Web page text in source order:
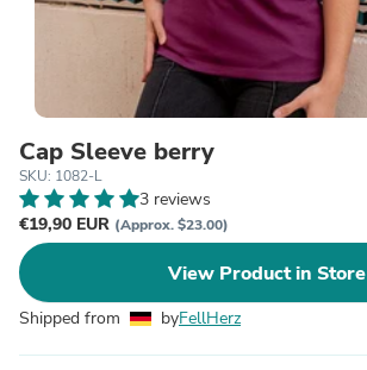
Cap Sleeve berry
SKU: 1082-L
3 reviews
€19,90 EUR (Approx. $23.00)
View Product in Store
Shipped from byFellHerz